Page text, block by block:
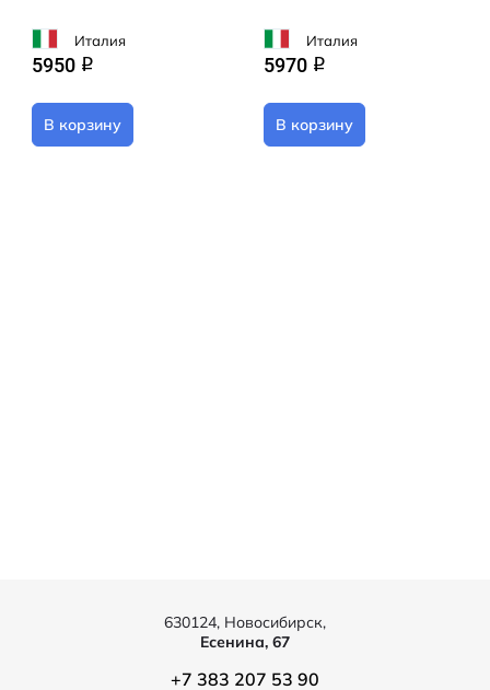
Италия
5950 q
В корзину
Италия
5970 q
В корзину
630124, Новосибирск,
Есенина, 67
+7 383 207 53 90